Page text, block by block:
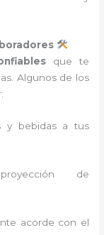
que te
Algunos de los
y bebidas a tus
de
acorde con el